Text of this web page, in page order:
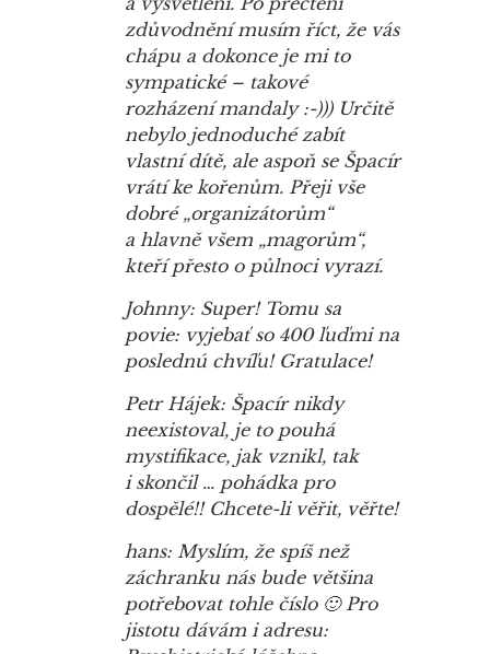
zdůvodnění musím říct, že vás
chápu a dokonce je mi to
sympatické – takové
rozházení mandaly :-))) Určitě
nebylo jednoduché zabít
vlastní dítě, ale aspoň se Špacír
vrátí ke kořenům. Přeji vše
dobré „organizátorům“
a hlavně všem „magorům“,
kteří přesto o půlnoci vyrazí.
Johnny: Super! Tomu sa
povie: vyjebať so 400 ľuďmi na
poslednú chvíľu! Gratulace!
Petr Hájek: Špacír nikdy
neexistoval, je to pouhá
mystifikace, jak vznikl, tak
i skončil … pohádka pro
dospělé!! Chcete-li věřit, věřte!
hans: Myslím, že spíš než
záchranku nás bude většina
potřebovat tohle číslo 🙂 Pro
jistotu dávám i adresu: